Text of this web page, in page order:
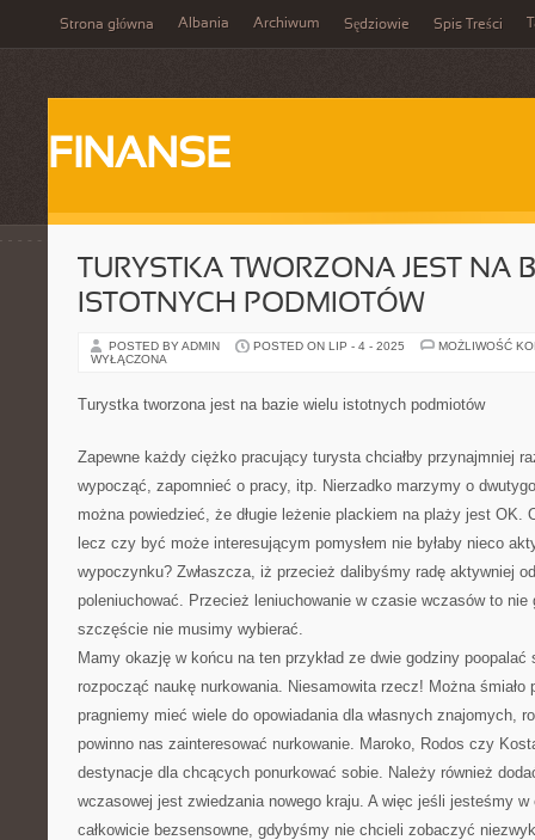
Strona główna Albania Archiwum Sędziowie Spis Treści
FINANSE
TURYSTKA TWORZONA JEST NA
ISTOTNYCH PODMIOTÓW
POSTED BY ADMIN POSTED ON LIP - 4 - 2025
MOŻLIWOŚĆ
WYŁĄCZONA
Turystka tworzona jest na bazie wielu istotnych podmiotów
Zapewne każdy ciężko pracujący turysta chciałby przynajmniej
wypocząć, zapomnieć o pracy, itp. Nierzadko marzymy o
można powiedzieć, że długie leżenie plackiem na plaży jest OK.
lecz czy być może interesującym pomysłem nie byłaby nieco
wypoczynku? Zwłaszcza, iż przecież dalibyśmy radę aktywniej
poleniuchować. Przecież leniuchowanie w czasie wczasów to nie
szczęście nie musimy wybierać.
Mamy okazję w końcu na ten przykład ze dwie godziny
rozpocząć naukę nurkowania. Niesamowita rzecz! Można śmiało
pragniemy mieć wiele do opowiadania dla własnych znajomych,
powinno nas zainteresować nurkowanie. Maroko, Rodos czy
destynacje dla chcących ponurkować sobie. Należy również
wczasowej jest zwiedzania nowego kraju. A więc jeśli jesteśmy w
całkowicie bezsensowne, gdybyśmy nie chcieli zobaczyć